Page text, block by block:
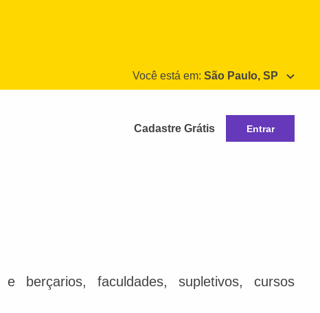
Você está em: São Paulo, SP
Cadastre Grátis Entrar
berçarios, faculdades, supletivos, cursos